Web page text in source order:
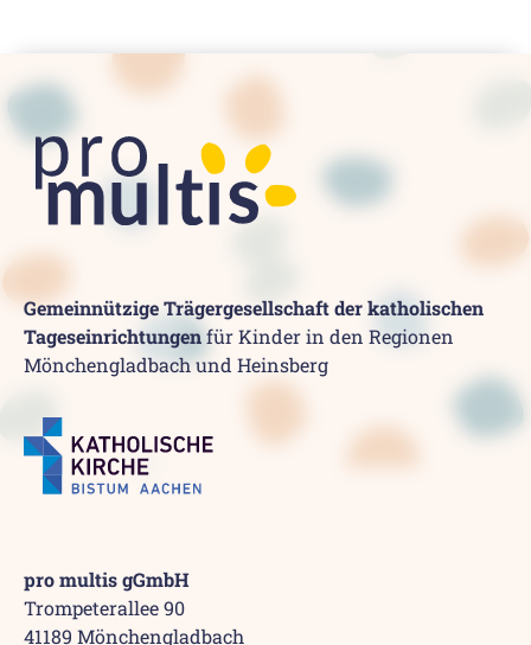
Gemeinnützige Trägergesellschaft der katholischen
Tageseinrichtungenfür Kinder in den Regionen
Mönchengladbach und Heinsberg
pro multis gGmbH
Trompeterallee 90
41189 Mönchengladbach